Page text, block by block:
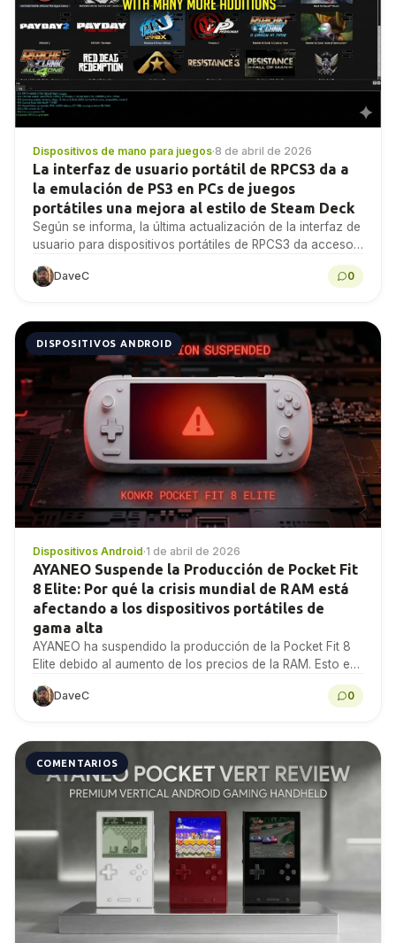
Dispositivos de mano para juegos·8 de abril de 2026
La interfaz de usuario portátil de RPCS3 da a
la emulación de PS3 en PCs de juegos
portátiles una mejora al estilo de Steam Deck
Según se informa, la última actualización de la interfaz de
usuario para dispositivos portátiles de RPCS3 da acceso
DaveC 0
DISPOSITIVOS ANDROID
Dispositivos Android·1 de abril de 2026
AYANEO Suspende la Producción de Pocket Fit
8 Elite: Por qué la crisis mundial de RAM está
afectando a los dispositivos portátiles de
gama alta
AYANEO ha suspendido la producción de la Pocket Fit 8
Elite debido al aumento de los precios de la RAM. Esto es
DaveC 0
COMENTARIOS